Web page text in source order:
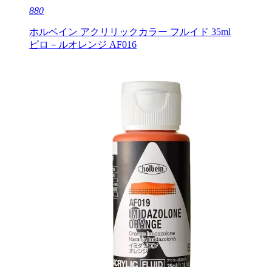
880
ホルベイン アクリリックカラー フルイド 35ml
ピロ－ルオレンジ AF016